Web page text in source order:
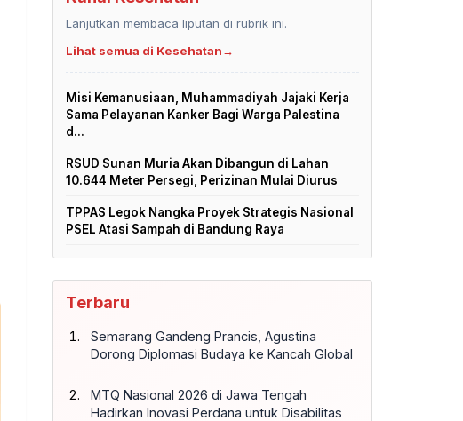
Lanjutkan membaca liputan di rubrik ini.
Lihat semua di Kesehatan→
Misi Kemanusiaan, Muhammadiyah Jajaki Kerja
Sama Pelayanan Kanker Bagi Warga Palestina
d...
RSUD Sunan Muria Akan Dibangun di Lahan
10.644 Meter Persegi, Perizinan Mulai Diurus
TPPAS Legok Nangka Proyek Strategis Nasional
PSEL Atasi Sampah di Bandung Raya
Terbaru
Semarang Gandeng Prancis, Agustina
Dorong Diplomasi Budaya ke Kancah Global
MTQ Nasional 2026 di Jawa Tengah
Hadirkan Inovasi Perdana untuk Disabilitas